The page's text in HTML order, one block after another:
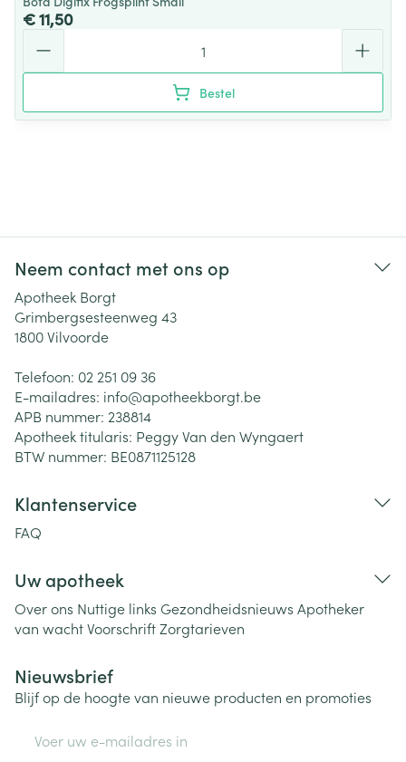
€ 11,50
Bestel
Neem contact met ons op
Apotheek Borgt
Grimbergsesteenweg 43
1800Vilvoorde
Telefoon: 02 251 09 36
E-mailadres: info@apotheekborgt.be
APB nummer: 238814
Apotheek titularis: Peggy Van den Wyngaert
BTW nummer: BE0871125128
Klantenservice
FAQ
Uw apotheek
Over ons Nuttige links Gezondheidsnieuws Apotheker
van wachtVoorschriftZorgtarieven
Nieuwsbrief
Blijf op de hoogte van nieuwe producten en promoties